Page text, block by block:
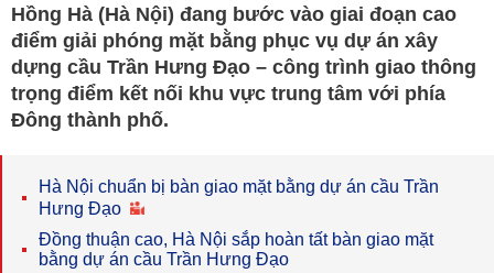
Hồng Hà (Hà Nội) đang bước vào giai đoạn cao
điểm giải phóng mặt bằng phục vụ dự án xây
dựng cầu Trần Hưng Đạo – công trình giao thông
trọng điểm kết nối khu vực trung tâm với phía
Đông thành phố.
Hà Nội chuẩn bị bàn giao mặt bằng dự án cầu Trần
Hưng Đạo
Đồng thuận cao, Hà Nội sắp hoàn tất bàn giao mặt
bằng dự án cầu Trần Hưng Đạo